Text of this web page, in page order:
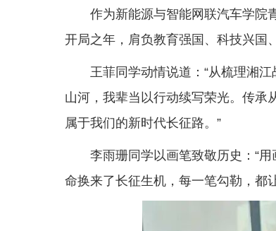
作为新能源与智能网联汽车学院
开局之年，肩负教育强国、科技兴国
王菲同学动情说道：“从梳理湘
山河，我辈当以行动续写荣光。传承
属于我们的新时代长征路。”
李雨珊同学以画笔致敬历史：“
命换来了长征生机，每一笔勾勒，都